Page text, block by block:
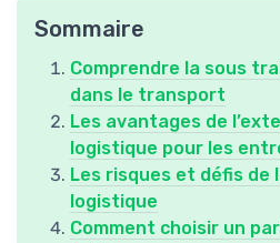
Sommaire
Comprendre la sous
dans le transport
Les avantages de
logistique pour les
Les risques et défis
logistique
Comment choisir un